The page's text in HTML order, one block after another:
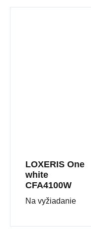
LOXERIS One
white
CFA4100W
Na vyžiadanie